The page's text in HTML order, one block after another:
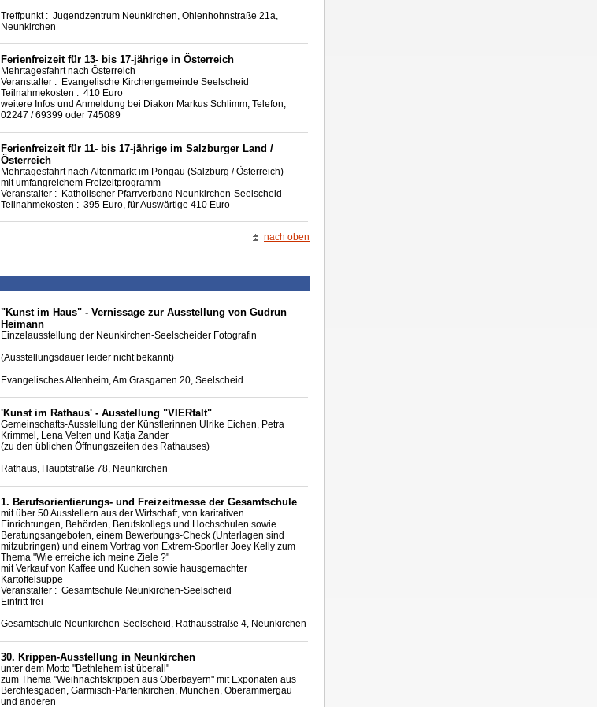
Treffpunkt : Jugendzentrum Neunkirchen, Ohlenhohnstraße 21a,
Neunkirchen
Ferienfreizeit für 13- bis 17-jährige in Österreich
Mehrtagesfahrt nach Österreich
Veranstalter : Evangelische Kirchengemeinde Seelscheid
Teilnahmekosten : 410 Euro
weitere Infos und Anmeldung bei Diakon Markus Schlimm, Telefon,
02247 / 69399 oder 745089
Ferienfreizeit für 11- bis 17-jährige im Salzburger Land /
Österreich
Mehrtagesfahrt nach Altenmarkt im Pongau (Salzburg / Österreich)
mit umfangreichem Freizeitprogramm
Veranstalter : Katholischer Pfarrverband Neunkirchen-Seelscheid
Teilnahmekosten : 395 Euro, für Auswärtige 410 Euro
nach oben
"Kunst im Haus" - Vernissage zur Ausstellung von Gudrun
Heimann
Einzelausstellung der Neunkirchen-Seelscheider Fotografin
(Ausstellungsdauer leider nicht bekannt)
Evangelisches Altenheim, Am Grasgarten 20, Seelscheid
'Kunst im Rathaus' - Ausstellung "VIERfalt"
Gemeinschafts-Ausstellung der Künstlerinnen Ulrike Eichen, Petra
Krimmel, Lena Velten und Katja Zander
(zu den üblichen Öffnungszeiten des Rathauses)
Rathaus, Hauptstraße 78, Neunkirchen
1. Berufsorientierungs- und Freizeitmesse der Gesamtschule
mit über 50 Ausstellern aus der Wirtschaft, von karitativen
Einrichtungen, Behörden, Berufskollegs und Hochschulen sowie
Beratungsangeboten, einem Bewerbungs-Check (Unterlagen sind
mitzubringen) und einem Vortrag von Extrem-Sportler Joey Kelly zum
Thema "Wie erreiche ich meine Ziele ?"
mit Verkauf von Kaffee und Kuchen sowie hausgemachter
Kartoffelsuppe
Veranstalter : Gesamtschule Neunkirchen-Seelscheid
Eintritt frei
Gesamtschule Neunkirchen-Seelscheid, Rathausstraße 4, Neunkirchen
30. Krippen-Ausstellung in Neunkirchen
unter dem Motto "Bethlehem ist überall"
zum Thema "Weihnachtskrippen aus Oberbayern" mit Exponaten aus
Berchtesgaden, Garmisch-Partenkirchen, München, Oberammergau
und anderen